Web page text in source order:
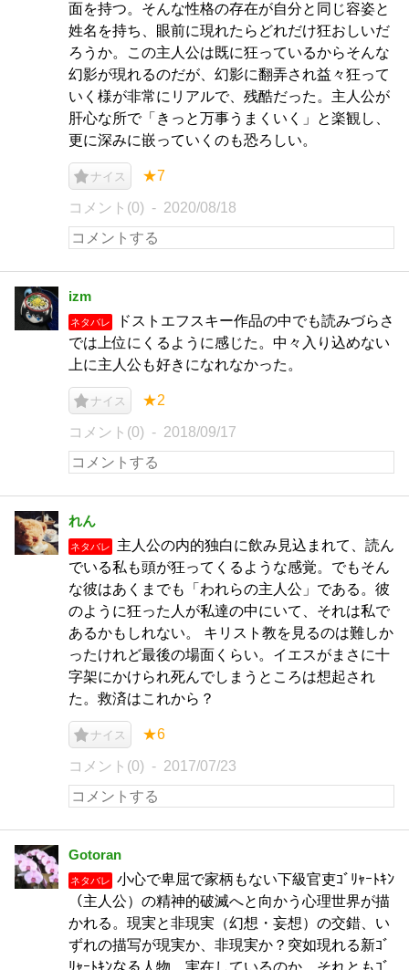
面を持つ。そんな性格の存在が自分と同じ容姿と
姓名を持ち、眼前に現れたらどれだけ狂おしいだ
ろうか。この主人公は既に狂っているからそんな
幻影が現れるのだが、幻影に翻弄され益々狂って
いく様が非常にリアルで、残酷だった。主人公が
肝心な所で「きっと万事うまくいく」と楽観し、
更に深みに嵌っていくのも恐ろしい。
ナイス ★7
コメント(0) 2020/08/18
izm
ネタバレ
ドストエフスキー作品の中でも読みづらさ
では上位にくるように感じた。中々入り込めない
上に主人公も好きになれなかった。
ナイス ★2
コメント(0) 2018/09/17
れん
ネタバレ
主人公の内的独白に飲み見込まれて、読ん
でいる私も頭が狂ってくるような感覚。でもそん
な彼はあくまでも「われらの主人公」である。彼
のように狂った人が私達の中にいて、それは私で
あるかもしれない。 キリスト教を見るのは難しか
ったけれど最後の場面くらい。イエスがまさに十
字架にかけられ死んでしまうところは想起され
た。救済はこれから？
ナイス ★6
コメント(0) 2017/07/23
Gotoran
ネタバレ
小心で卑屈で家柄もない下級官吏ｺﾞﾘｬｰﾄｷﾝ
（主人公）の精神的破滅へと向かう心理世界が描
かれる。現実と非現実（幻想・妄想）の交錯、い
ずれの描写が現実か、非現実か？突如現れる新ｺﾞ
ﾘｬｰﾄｷﾝなる人物、実在しているのか、それともｺﾞ